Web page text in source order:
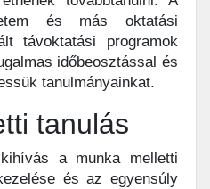
és más oktatási
távoktatási programok
időbeosztással és
tanulmányainkat.
tanulás
a munka melletti
és az egyensúly